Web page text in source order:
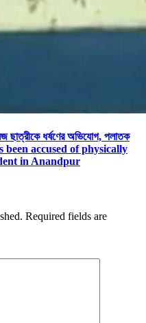
ছাত্রীকে ধর্ষণের অভিযোগ, পলাতক
been accused of physically
in Anandpur
Required fields are